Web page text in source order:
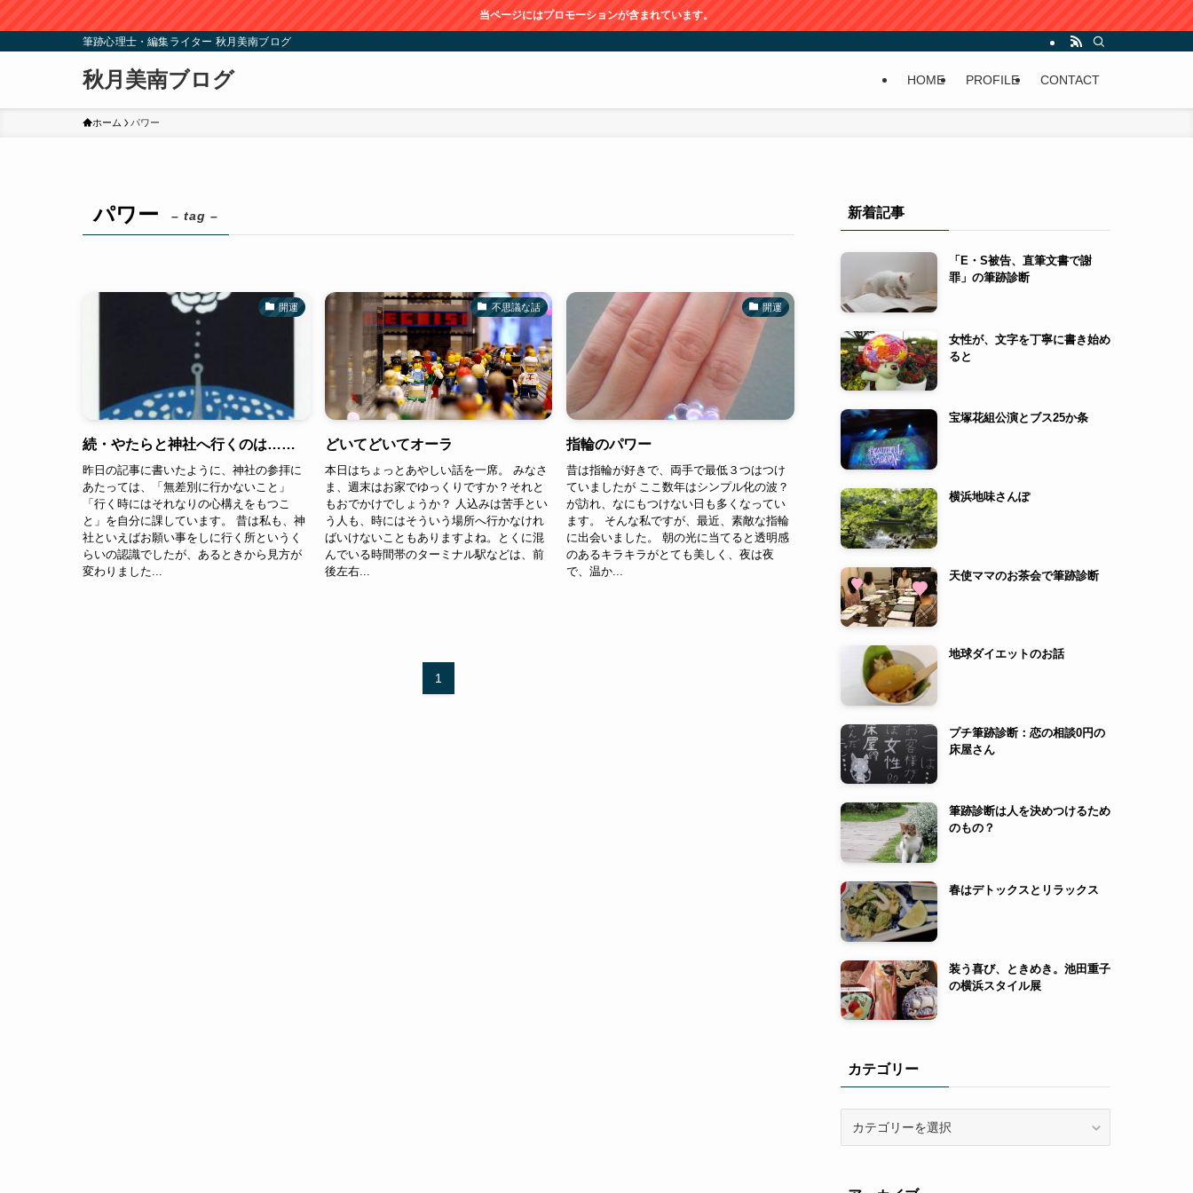
当ページにはプロモーションが含まれています。
筆跡心理士・編集ライター 秋月美南ブログ
秋月美南ブログ HOME PROFILE CONTACT
ホーム パワー
パワー – tag –
開運
続・やたらと神社へ行くのは……
昨日の記事に書いたように、神社の参拝に
あたっては、「無差別に行かないこと」
「行く時にはそれなりの心構えをもつこ
と」を自分に課しています。 昔は私も、神
社といえばお願い事をしに行く所というく
らいの認識でしたが、あるときから見方が
変わりました...
不思議な話
どいてどいてオーラ
本日はちょっとあやしい話を一席。 みなさ
ま、週末はお家でゆっくりですか？それと
もおでかけでしょうか？ 人込みは苦手とい
う人も、時にはそういう場所へ行かなけれ
ばいけないこともありますよね。とくに混
んでいる時間帯のターミナル駅などは、前
後左右...
開運
指輪のパワー
昔は指輪が好きで、両手で最低３つはつけ
ていましたが ここ数年はシンプル化の波？
が訪れ、なにもつけない日も多くなってい
ます。 そんな私ですが、最近、素敵な指輪
に出会いました。 朝の光に当てると透明感
のあるキラキラがとても美しく、夜は夜
で、温か...
1
新着記事
「E・S被告、直筆文書で謝
罪」の筆跡診断
女性が、文字を丁寧に書き始め
ると
宝塚花組公演とブス25か条
横浜地味さんぽ
天使ママのお茶会で筆跡診断
地球ダイエットのお話
プチ筆跡診断：恋の相談0円の
床屋さん
筆跡診断は人を決めつけるため
のもの？
春はデトックスとリラックス
装う喜び、ときめき。池田重子
の横浜スタイル展
カテゴリー